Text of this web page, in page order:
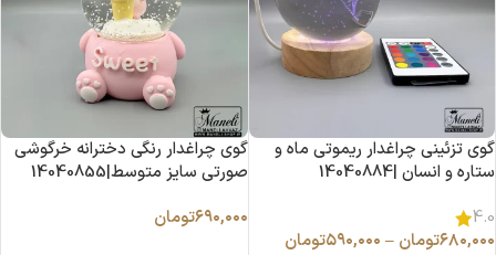
گوی تزئینی چراغدار ریموتی ماه و
ستاره و انسان |14040884
4.0
۶۸۰,۰۰۰تومان – ۵۹۰,۰۰۰تومان
گوی چراغدار رنگی دخترانه خرگوشی
صورتی سایز متوسط|14040855
۶۹۰,۰۰۰تومان